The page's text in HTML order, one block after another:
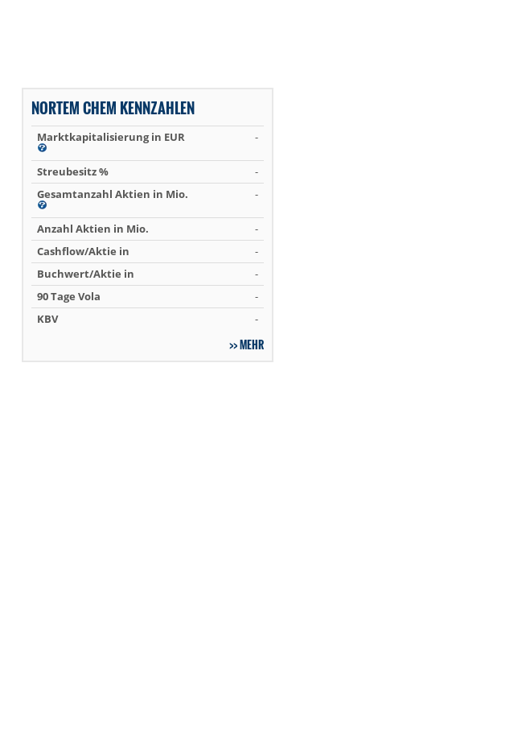
NORTEM CHEM KENNZAHLEN
Marktkapitalisierung in EUR -
Streubesitz %
-
Gesamtanzahl Aktien in Mio.
-
Anzahl Aktien in Mio.
-
Cashflow/Aktie in
-
Buchwert/Aktie in
-
90 Tage Vola
-
KBV
-
MEHR